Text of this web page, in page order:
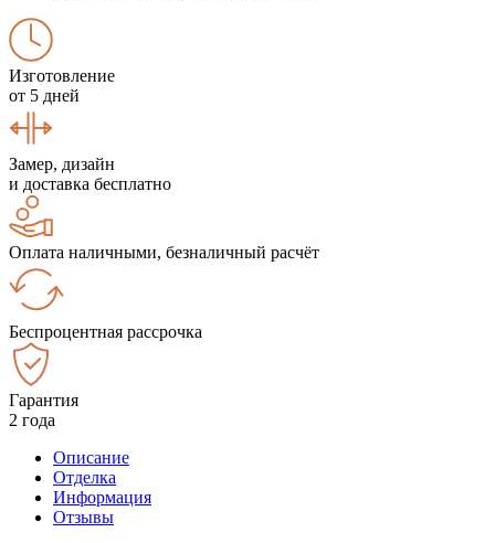
Изготовление
от 5 дней
Замер, дизайн
и доставка бесплатно
Оплата наличными, безналичный расчёт
Беспроцентная рассрочка
Гарантия
2 года
Описание
Отделка
Информация
Отзывы